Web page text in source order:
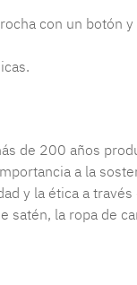
con un botón
de 200 años
a la
y la ética a
la ropa de